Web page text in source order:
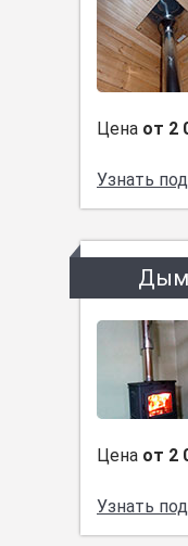
Цена от 2
Узнать
Цена от 2
Узнать